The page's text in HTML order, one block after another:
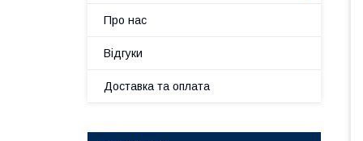
Про нас
Відгуки
Доставка та оплата